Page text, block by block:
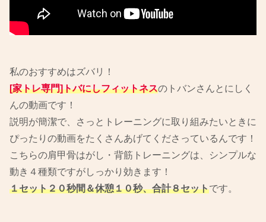
私のおすすめはズバリ！
[家トレ専門]トバにしフィットネスのトバンさんとにしく
んの動画です！
説明が簡潔で、さっとトレーニングに取り組みたいときに
ぴったりの動画をたくさんあげてくださっているんです！
こちらの肩甲骨はがし・背筋トレーニングは、シンプルな
動き４種類ですがしっかり効きます！
１セット２０秒間＆休憩１０秒、合計８セットです。